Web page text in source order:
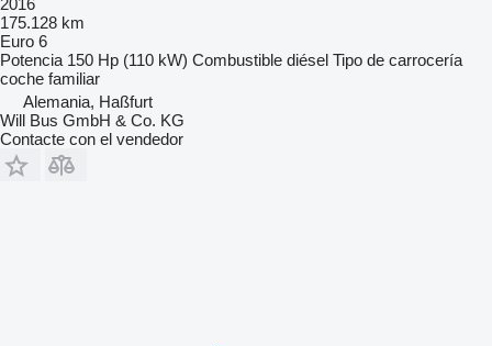
2016
175.128 km
Euro 6
Potencia 150 Hp (110 kW) Combustible diésel Tipo de carrocería
coche familiar
Alemania, Haßfurt
Will Bus GmbH & Co. KG
Contacte con el vendedor